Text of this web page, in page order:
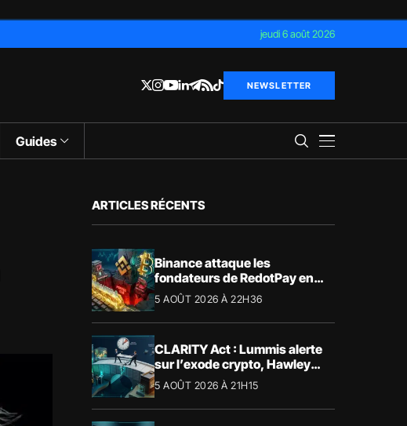
jeudi 6 août 2026
NEWSLETTER
Guides
ARTICLES RÉCENTS
Binance attaque les
fondateurs de RedotPay en
justice pour 472,8 millions de
dollars
5 AOÛT 2026 À 22H36
CLARITY Act : Lummis alerte
sur l’exode crypto, Hawley
bloque le vote
5 AOÛT 2026 À 21H15